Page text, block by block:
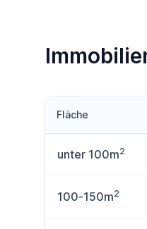
Fläche
unter 100m2
100-150m2